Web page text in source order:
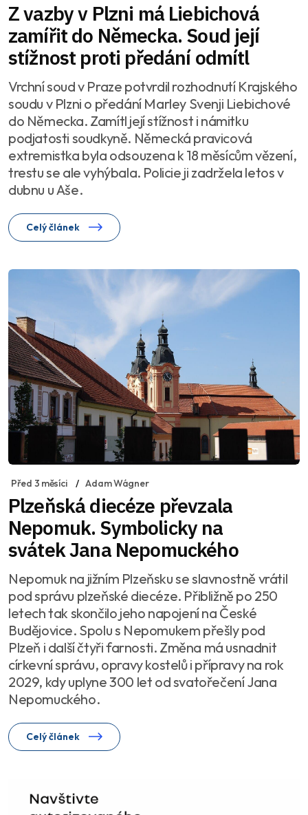
Z vazby v Plzni má Liebichová
zamířit do Německa. Soud její
stížnost proti předání odmítl
Vrchní soud v Praze potvrdil rozhodnutí Krajského
soudu v Plzni o předání Marley Svenji Liebichové
do Německa. Zamítl její stížnost i námitku
podjatosti soudkyně. Německá pravicová
extremistka byla odsouzena k 18 měsícům vězení,
trestu se ale vyhýbala. Policie ji zadržela letos v
dubnu u Aše.
Celý článek
Před 3 měsíci Adam Wágner
Plzeňská diecéze převzala
Nepomuk. Symbolicky na
svátek Jana Nepomuckého
Nepomuk na jižním Plzeňsku se slavnostně vrátil
pod správu plzeňské diecéze. Přibližně po 250
letech tak skončilo jeho napojení na České
Budějovice. Spolu s Nepomukem přešly pod
Plzeň i další čtyři farnosti. Změna má usnadnit
církevní správu, opravy kostelů i přípravy na rok
2029, kdy uplyne 300 let od svatořečení Jana
Nepomuckého.
Celý článek